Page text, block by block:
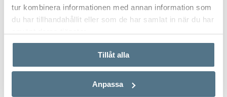
tur kombinera informationen med annan information som
du har tillhandahållit eller som de har samlat in när du har
Tillåt alla
Anpassa